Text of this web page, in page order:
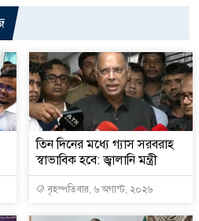
তিন দিনের মধ্যে গ্যাস সরবরাহ
স্বাভাবিক হবে: জ্বালানি মন্ত্রী
বৃহস্পতিবার, ৬ অগাস্ট, ২০২৬